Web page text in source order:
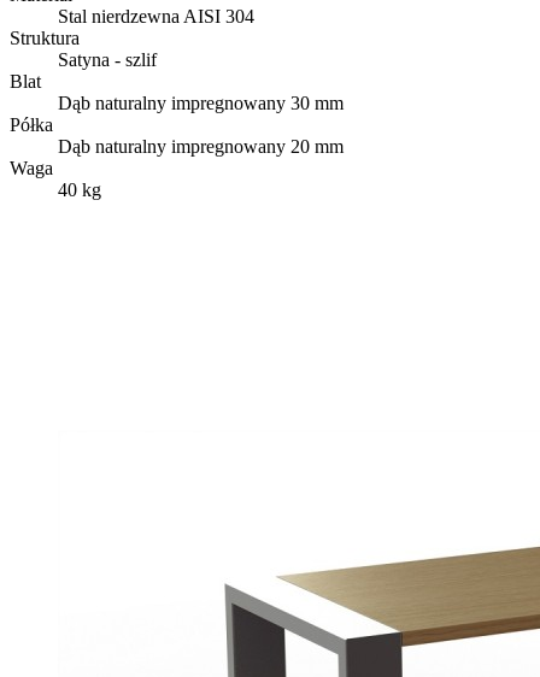
Stal nierdzewna AISI 304
Struktura
Satyna - szlif
Blat
Dąb naturalny impregnowany 30 mm
Półka
Dąb naturalny impregnowany 20 mm
Waga
40 kg